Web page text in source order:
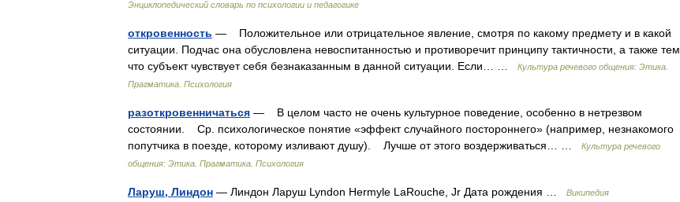
Энциклопедический словарь по психологии и педагогике
откровенность — Положительное или отрицательное явление, смотря по какому предмету и в какой
ситуации. Подчас она обусловлена невоспитанностью и противоречит принципу тактичности, а также тем,
что субъект чувствует себя безнаказанным в данной ситуации. Если… …
Культура речевого общения: Этика.
Прагматика. Психология
разоткровенничаться — В целом часто не очень культурное поведение, особенно в нетрезвом
состоянии. Ср. психологическое понятие «эффект случайного постороннего» (например, незнакомого
попутчика в поезде, которому изливают душу). Лучше от этого воздерживаться… …
Культура речевого
общения: Этика. Прагматика. Психология
Ларуш, Линдон — Линдон Ларуш Lyndon Hermyle LaRouche, Jr Дата рождения … Википедия